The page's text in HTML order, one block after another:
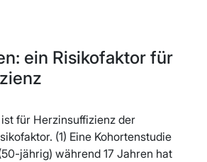
ein Risikofaktor für
für Herzinsuffizienz der
(1) Eine Kohortenstudie
jährig) während 17 Jahren hat